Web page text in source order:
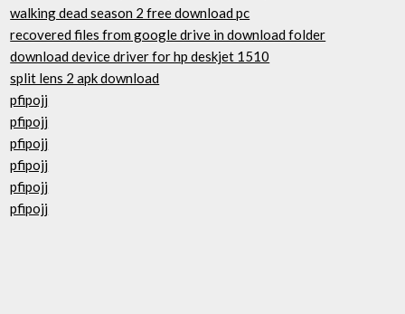
walking dead season 2 free download pc
recovered files from google drive in download folder
download device driver for hp deskjet 1510
split lens 2 apk download
pfipojj
pfipojj
pfipojj
pfipojj
pfipojj
pfipojj